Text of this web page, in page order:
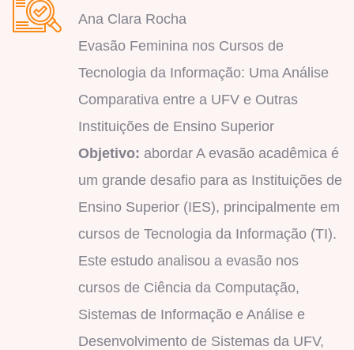
Ana Clara Rocha
Evasão Feminina nos Cursos de
Tecnologia da Informação: Uma Análise
Comparativa entre a UFV e Outras
Instituições de Ensino Superior
Objetivo: abordar A evasão acadêmica é
um grande desafio para as Instituições de
Ensino Superior (IES), principalmente em
cursos de Tecnologia da Informação (TI).
Este estudo analisou a evasão nos
cursos de Ciência da Computação,
Sistemas de Informação e Análise e
Desenvolvimento de Sistemas da UFV,